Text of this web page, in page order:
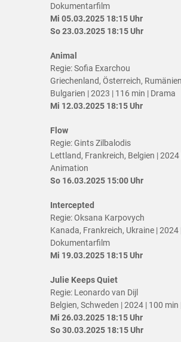
Dokumentarfilm
Mi 05.03.2025 18:15 Uhr
So 23.03.2025 18:15 Uhr
Animal
Regie: Sofia Exarchou
Griechenland, Österreich,
Bulgarien | 2023 | 116 min | Drama
Mi 12.03.2025 18:15 Uhr
Flow
Regie: Gints Zilbalodis
Lettland, Frankreich, Belgien | 2024
Animation
So 16.03.2025 15:00 Uhr
Intercepted
Regie: Oksana Karpovych
Kanada, Frankreich, Ukraine | 2024
Dokumentarfilm
Mi 19.03.2025 18:15 Uhr
Julie Keeps Quiet
Regie: Leonardo van Dijl
Belgien, Schweden | 2024 | 100 min
Mi 26.03.2025 18:15 Uhr
So 30.03.2025 18:15 Uhr